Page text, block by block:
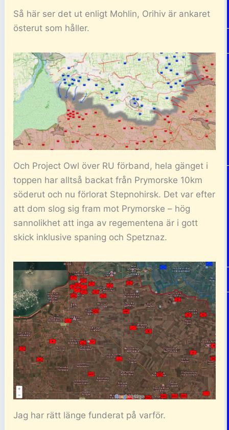
Så här ser det ut enligt Mohlin, Orihiv är ankaret
österut som håller.
Och Project Owl över RU förband, hela gänget i
toppen har alltså backat från Prymorske 10km
söderut och nu förlorat Stepnohirsk. Det var efter
att dom slog sig fram mot Prymorske – hög
sannolikhet att inga av regementena är i gott
skick inklusive spaning och Spetznaz.
Jag har rätt länge funderat på varför.